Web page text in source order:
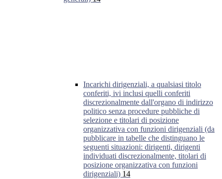
Incarichi dirigenziali, a qualsiasi titolo
conferiti, ivi inclusi quelli conferiti
discrezionalmente dall'organo di indirizzo
politico senza procedure pubbliche di
selezione e titolari di posizione
organizzativa con funzioni dirigenziali (da
pubblicare in tabelle che distinguano le
seguenti situazioni: dirigenti, dirigenti
individuati discrezionalmente, titolari di
posizione organizzativa con funzioni
dirigenziali) 14